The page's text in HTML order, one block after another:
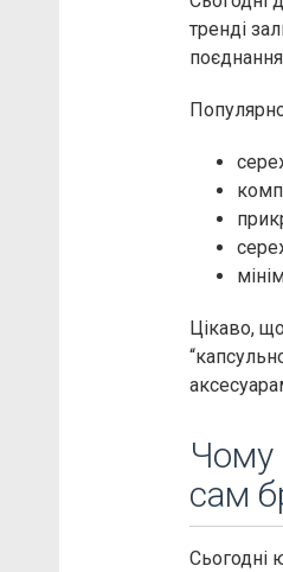
тренді
Цікаво,
Чому
сам
Сьогодні